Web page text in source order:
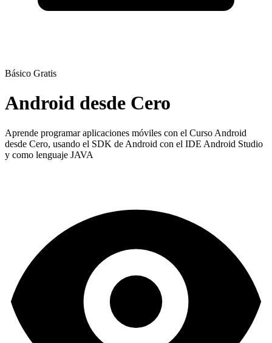
Básico Gratis
Android desde Cero
Aprende programar aplicaciones móviles con el Curso Android
desde Cero, usando el SDK de Android con el IDE Android Studio
y como lenguaje JAVA